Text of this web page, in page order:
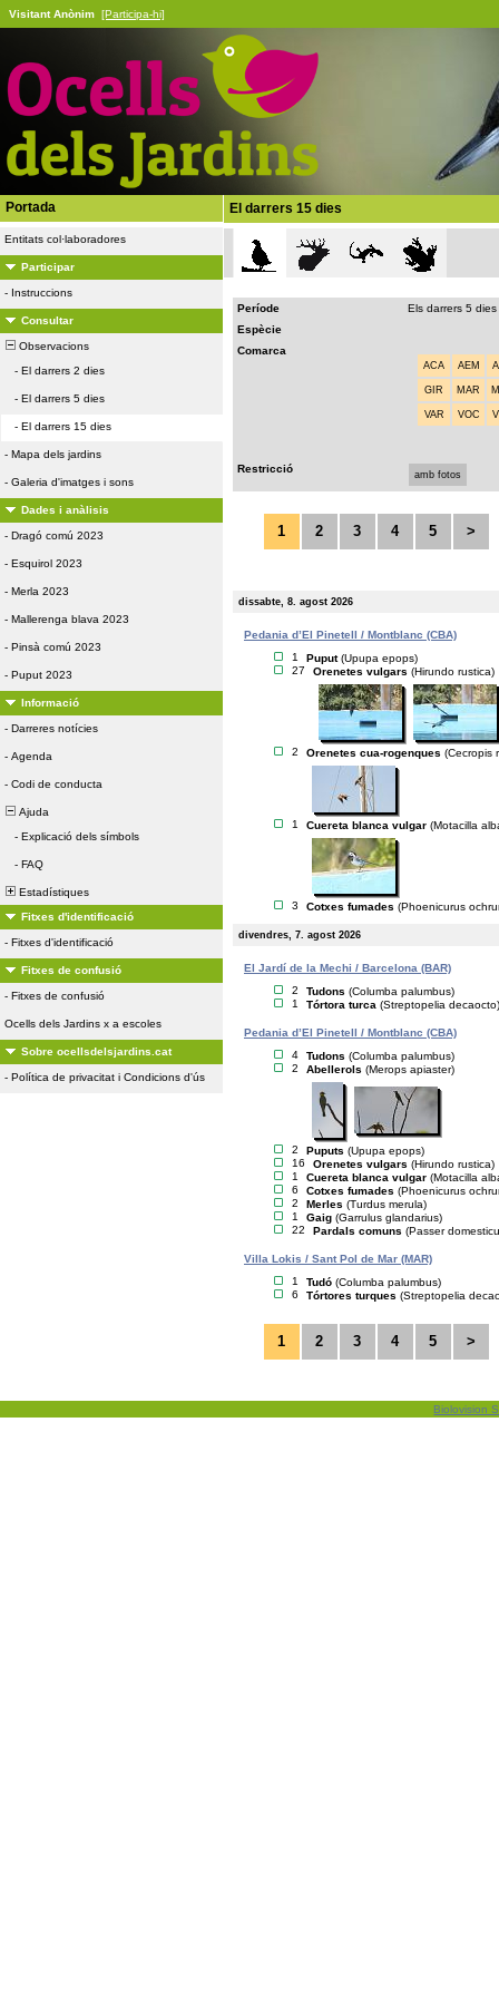
Visitant Anònim [Participa-hi]
Portada
Entitats col·laboradores
Participar
- Instruccions
Consultar
Observacions
- El darrers 2 dies
- El darrers 5 dies
- El darrers 15 dies
- Mapa dels jardins
- Galeria d'imatges i sons
Dades i anàlisis
- Dragó comú 2023
- Esquirol 2023
- Merla 2023
- Mallerenga blava 2023
- Pinsà comú 2023
- Puput 2023
Informació
- Darreres notícies
- Agenda
- Codi de conducta
Ajuda
- Explicació dels símbols
- FAQ
Estadístiques
Fitxes d'identificació
- Fitxes d'identificació
Fitxes de confusió
- Fitxes de confusió
Ocells dels Jardins x a escoles
Sobre ocellsdelsjardins.cat
- Política de privacitat i Condicions d'ús
El darrers 15 dies
Període
Els darrers 5 dies
Espècie
Comarca
ACA AEM
GIR MAR
VAR VOC
Restricció amb fotos
1 2 3 4 5 >
dissabte, 8. agost 2026
Pedania d’El Pinetell / Montblanc (CBA)
1
Puput (Upupa epops)
27
Orenetes vulgars (Hirundo rustica)
2 Orenetes cua-rogenques (Cecropis
1 Cuereta blanca vulgar (Motacilla
3 Cotxes fumades (Phoenicurus
divendres, 7. agost 2026
El Jardí de la Mechi / Barcelona (BAR)
2
Tudons (Columba palumbus)
1
Tórtora turca (Streptopelia decaocto)
Pedania d’El Pinetell / Montblanc (CBA)
4
Tudons (Columba palumbus)
2
Abellerols (Merops apiaster)
2 Puputs (Upupa epops)
16
Orenetes vulgars (Hirundo rustica)
1
Cuereta blanca vulgar (Motacilla
6
Cotxes fumades (Phoenicurus
2
Merles (Turdus merula)
1
Gaig (Garrulus glandarius)
22
Pardals comuns (Passer
Villa Lokis / Sant Pol de Mar (MAR)
1
Tudó (Columba palumbus)
6
Tórtores turques (Streptopelia
1 2 3 4 5 >
Biolovision